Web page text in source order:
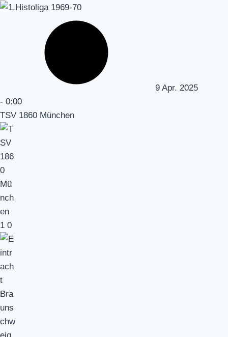
9 Apr. 2025
- 0:00
TSV 1860 München
1 0